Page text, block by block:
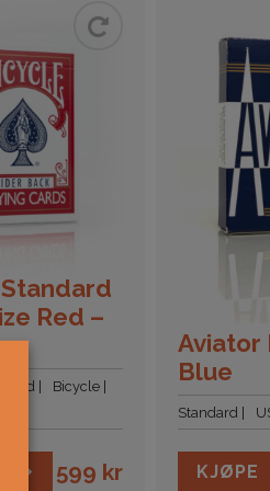
Red –
Bicycle
599 kr
Aviator
Blue
Standard
KJØPE